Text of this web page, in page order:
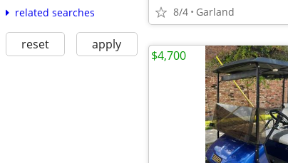
related searches
reset apply
8/4 Garland
$4,700